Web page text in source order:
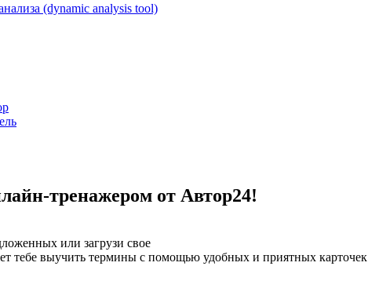
(dynamic analysis tool)
тренажером от Автор24!
или загрузи свое
тебе выучить термины с помощью удобных и приятных карточек